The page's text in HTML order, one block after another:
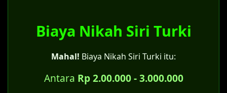
perkawinan.
keterangan "kawin belum tercatat".
Catatan penting:
Untuk pernikahan yang terjadi di era
1974.
Bagi pernikahan yang dilakukan oleh
Biaya Nikah Siri Turki
Mahal! Biaya Nikah Siri Turki itu:
Antara Rp 2.00.000 - 3.000.000